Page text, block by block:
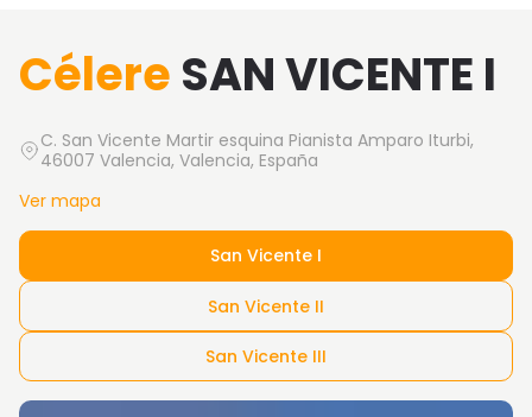
Célere SAN VICENTE I
C. San Vicente Martir esquina Pianista Amparo Iturbi,
46007 Valencia, Valencia, España
Ver mapa
San Vicente I
San Vicente II
San Vicente III